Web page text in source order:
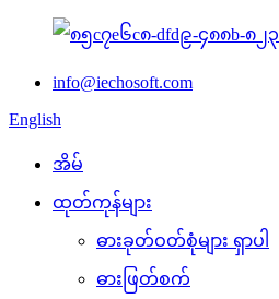
info@iechosoft.com
English
အိမ်
ထုတ်ကုန်များ
ဓားခုတ်ဝတ်စုံများ ရှာပါ
ဓားဖြတ်စက်